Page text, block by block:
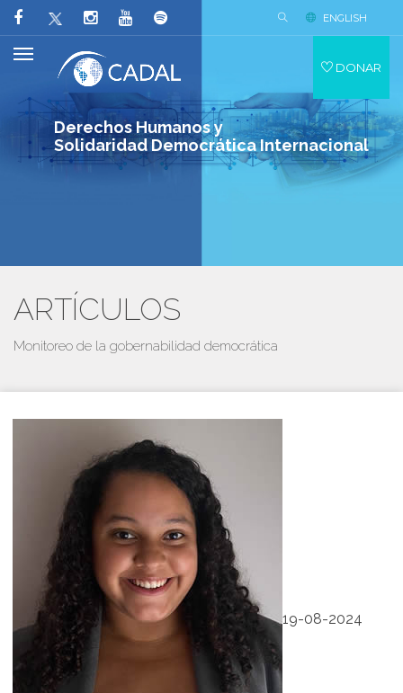
Derechos Humanos y
Solidaridad Democrática Internacional
ENGLISH
DONAR
ARTÍCULOS
Monitoreo de la gobernabilidad democrática
19-08-2024